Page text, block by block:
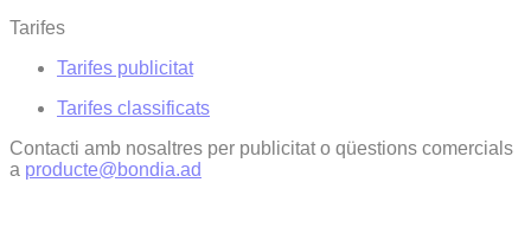
Tarifes
Tarifes publicitat
Tarifes classificats
Contacti amb nosaltres per publicitat o qüestions comercials
a producte@bondia.ad